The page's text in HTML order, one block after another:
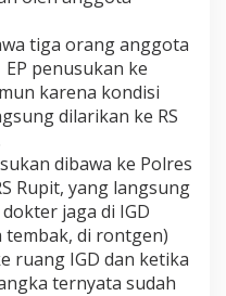
tiga orang anggota
penusukan ke
karena kondisi
dilarikan ke RS
dibawa ke Polres
Rupit, yang langsung
jaga di IGD
di rontgen)
ruang IGD dan ketika
ternyata sudah